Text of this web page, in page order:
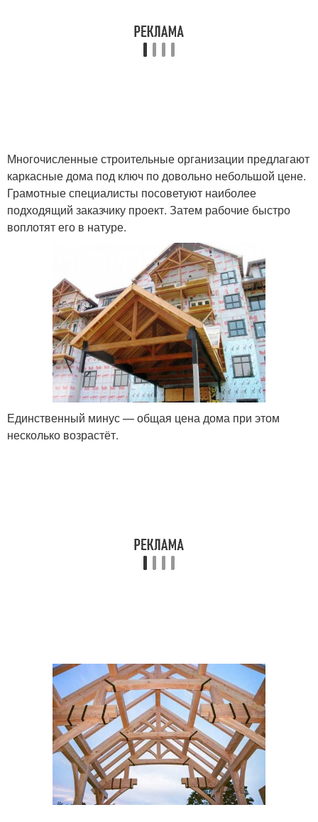
Многочисленные строительные организации предлагают
каркасные дома под ключ по довольно небольшой цене.
Грамотные специалисты посоветуют наиболее
подходящий заказчику проект. Затем рабочие быстро
воплотят его в натуре.
Единственный минус — общая цена дома при этом
несколько возрастёт.